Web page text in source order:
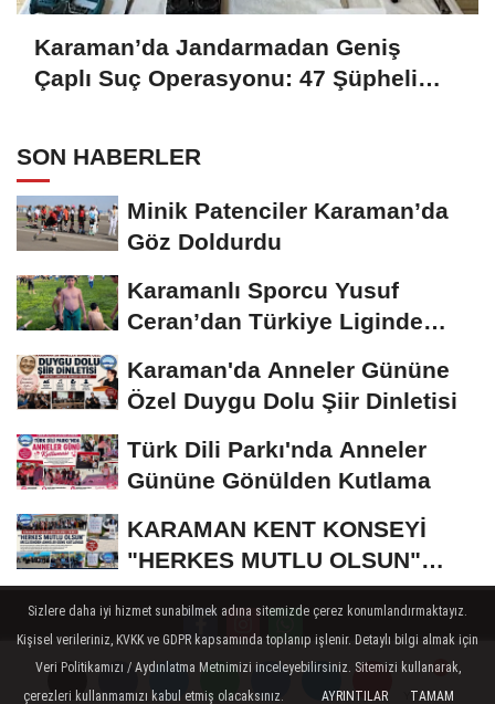
Yorumlar
Yorumlar
Karaman’da Jandarmadan Geniş
Çaplı Suç Operasyonu: 47 Şüpheli
SON HABERLER
Minik Patenciler Karaman’da
Göz Doldurdu
Karamanlı Sporcu Yusuf
Ceran’dan Türkiye Liginde
Karaman'da Anneler Gününe
Özel Duygu Dolu Şiir Dinletisi
Türk Dili Parkı'nda Anneler
Gününe Gönülden Kutlama
KARAMAN KENT KONSEYİ
"HERKES MUTLU OLSUN"
MECLİSİNDEN ANNELER
GÜNÜNE...
Künye İletişim Çerez Politikası Gizlilik İlkeleri
Sizlere daha iyi hizmet sunabilmek adına sitemizde çerez konumlandırmaktayız.
Kişisel verileriniz, KVKK ve GDPR kapsamında toplanıp işlenir. Detaylı bilgi almak için
Veri Politikamızı / Aydınlatma Metnimizi inceleyebilirsiniz. Sitemizi kullanarak,
çerezleri kullanmamızı kabul etmiş olacaksınız.
AYRINTILAR TAMAM